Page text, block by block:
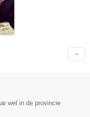
wel in de provincie